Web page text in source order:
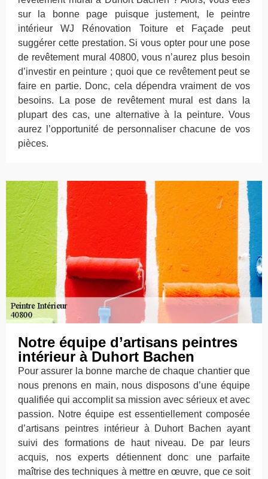
sur la bonne page puisque justement, le peintre
intérieur WJ Rénovation Toiture et Façade peut
suggérer cette prestation. Si vous opter pour une pose
de revêtement mural 40800, vous n’aurez plus besoin
d’investir en peinture ; quoi que ce revêtement peut se
faire en partie. Donc, cela dépendra vraiment de vos
besoins. La pose de revêtement mural est dans la
plupart des cas, une alternative à la peinture. Vous
aurez l’opportunité de personnaliser chacune de vos
pièces.
Notre équipe d’artisans peintres
intérieur à Duhort Bachen
Pour assurer la bonne marche de chaque chantier que
nous prenons en main, nous disposons d’une équipe
qualifiée qui accomplit sa mission avec sérieux et avec
passion. Notre équipe est essentiellement composée
d’artisans peintres intérieur à Duhort Bachen ayant
suivi des formations de haut niveau. De par leurs
acquis, nos experts détiennent donc une parfaite
maîtrise des techniques à mettre en œuvre, que ce soit